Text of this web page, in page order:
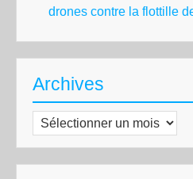
drones contre la flottille
Archives
Archives